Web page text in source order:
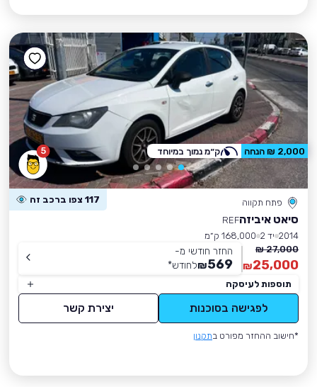
5
פתח תקווה 117 צפו ברכב זה
סיאט איביזהREF
2014 יד 2
168,000 ק״מ
27,000 ₪
25,000
₪
החזר חודשי מ-
569
₪לחודש*
תוספות לעיסקה
לפגישה בסוכנות יצירת קשר
*חישוב ההחזר מפורט בתקנון
2,000 ₪ הנחה ק״מ נמוך במיוחד